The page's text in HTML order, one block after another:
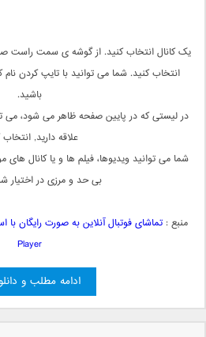
یک کانال انتخاب کنید. از گوشه ی سمت راست
انتخاب کنید. شما می توانید با تایپ کردن
باشید.
در لیستی که در پایین صفحه ظاهر می شود، می
علاقه دارید, انتخاب
شما می توانید ویدیوها، فیلم ها و یا کانال
بی حد و مرزی در اختیار
منبع :
Player
ادامه مطلب و